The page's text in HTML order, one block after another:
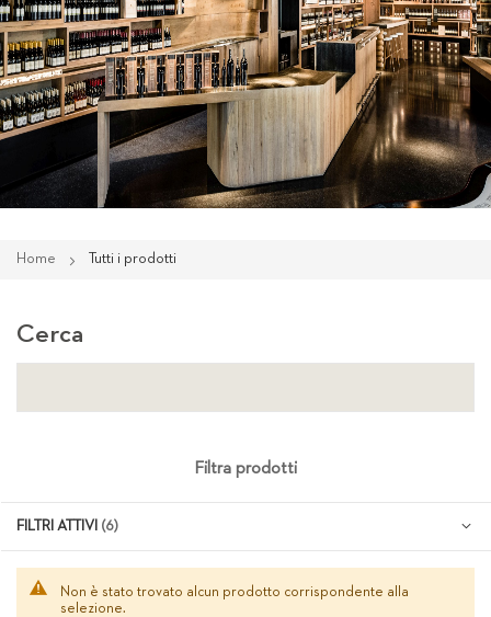
Home Tutti i prodotti
Non è stato trovato alcun prodotto corrispondente alla
selezione.
Cerca
Filtra prodotti
FILTRI ATTIVI